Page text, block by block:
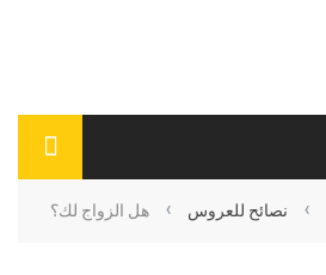
› نصائح للعروس › هل الزواج لك؟